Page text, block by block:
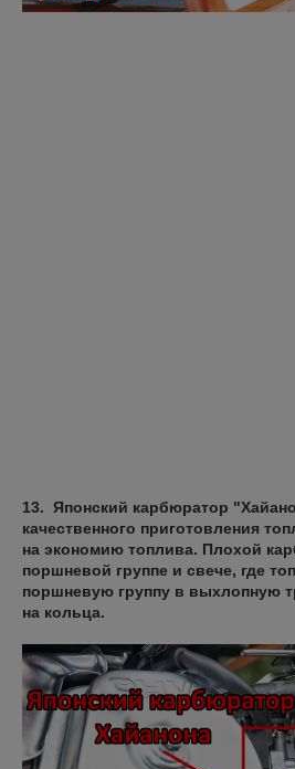
13. Японский карбюратор
качественного приготовления
на экономию топлива. Плохой
поршневой группе и свече, где
поршневую группу в выхлопную
на кольца.